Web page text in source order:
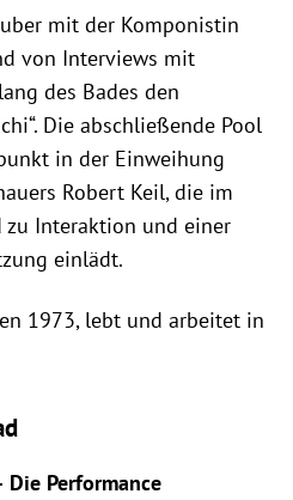
mit der Komponistin
von Interviews mit
des Bades den
Die abschließende Pool
in der Einweihung
Robert Keil, die im
Interaktion und einer
einlädt.
1973, lebt und arbeitet in
Performance